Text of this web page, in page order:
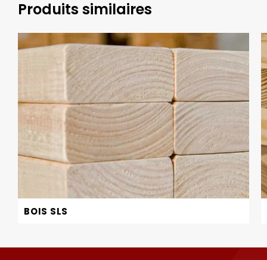
Produits similaires
BOIS SLS